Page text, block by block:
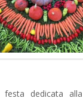
festa dedicata